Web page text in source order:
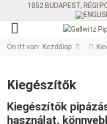
1052 BUDAPEST, RÉGI
Ön itt van: Kezdőlap
Kiegészítők
Kiegészítők
használat,